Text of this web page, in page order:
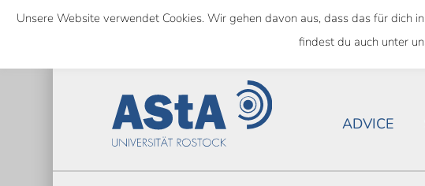
Skip
content
NATIONWIDE SEMESTER
ADVICE
Unsere Website verwendet Cookies. Wir gehen davon aus, dass das für dich
findest du auch unter